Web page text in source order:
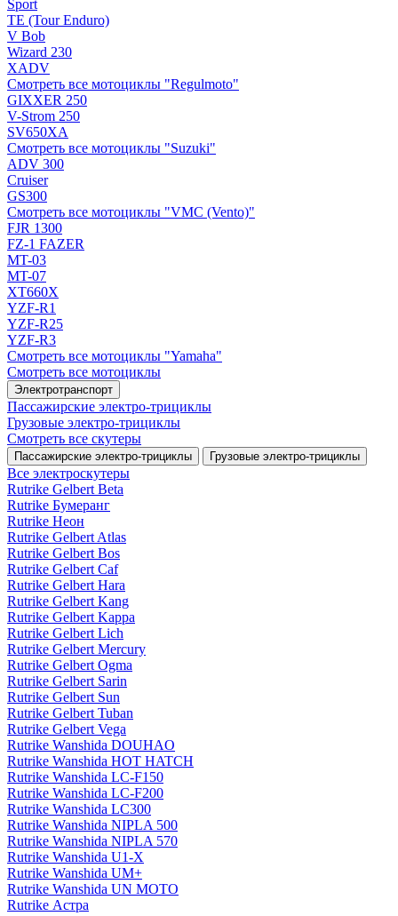
Sport
TE (Tour Enduro)
V Bob
Wizard 230
XADV
Смотреть все мотоциклы "Regulmoto"
GIXXER 250
V-Strom 250
SV650XA
Смотреть все мотоциклы "Suzuki"
ADV 300
Cruiser
GS300
Смотреть все мотоциклы "VMC (Vento)"
FJR 1300
FZ-1 FAZER
MT-03
MT-07
XT660X
YZF-R1
YZF-R25
YZF-R3
Смотреть все мотоциклы "Yamaha"
Смотреть все мотоциклы
Электротранспорт
Пассажирские электро‑трициклы
Грузовые электро‑трициклы
Смотреть все скутеры
Пассажирские электро‑трициклы Грузовые электро‑трициклы
Все электро­скутеры
Rutrike Gelbert Beta
Rutrike Бумеранг
Rutrike Неон
Rutrike Gelbert Atlas
Rutrike Gelbert Bos
Rutrike Gelbert Caf
Rutrike Gelbert Hara
Rutrike Gelbert Kang
Rutrike Gelbert Kappa
Rutrike Gelbert Lich
Rutrike Gelbert Mercury
Rutrike Gelbert Ogma
Rutrike Gelbert Sarin
Rutrike Gelbert Sun
Rutrike Gelbert Tuban
Rutrike Gelbert Vega
Rutrike Wanshida DOUHAO
Rutrike Wanshida HOT HATCH
Rutrike Wanshida LC-F150
Rutrike Wanshida LC-F200
Rutrike Wanshida LC300
Rutrike Wanshida NIPLA 500
Rutrike Wanshida NIPLA 570
Rutrike Wanshida U1-X
Rutrike Wanshida UM+
Rutrike Wanshida UN MOTO
Rutrike Астра